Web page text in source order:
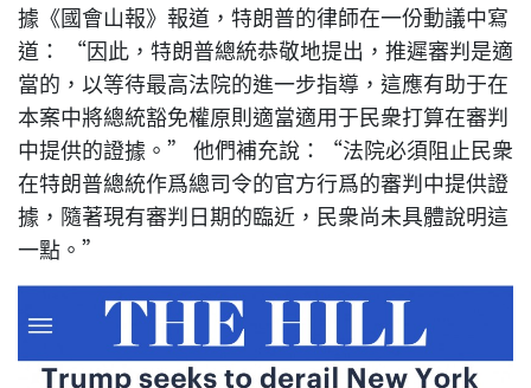
據《國會山報》報道，特朗普的律師在一份動議中寫
道： “因此，特朗普總統恭敬地提出，推遲審判是適
當的，以等待最高法院的進一步指導，這應有助于在
本案中將總統豁免權原則適當適用于民衆打算在審判
中提供的證據。” 他們補充說：“法院必須阻止民衆
在特朗普總統作爲總司令的官方行爲的審判中提供證
據，隨著現有審判日期的臨近，民衆尚未具體說明這
一點。”